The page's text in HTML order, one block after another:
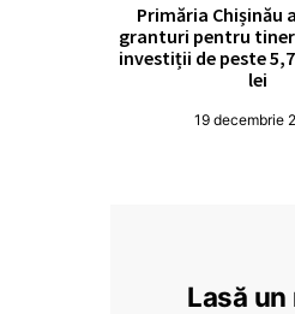
Primăria Chișinău
granturi pentru
investiții de peste
lei
19 decembrie
Lasă